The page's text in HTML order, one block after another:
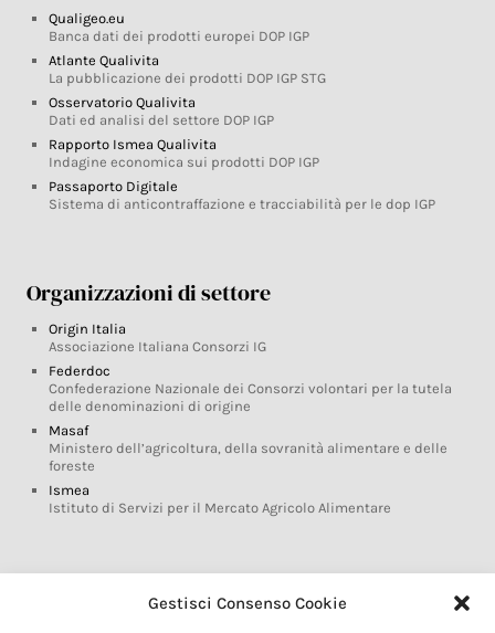
Gestisci Consenso Cookie
Qualigeo.eu
Banca dati dei prodotti europei DOP IGP
Atlante Qualivita
La pubblicazione dei prodotti DOP IGP STG
Osservatorio Qualivita
Dati ed analisi del settore DOP IGP
Rapporto Ismea Qualivita
Indagine economica sui prodotti DOP IGP
Passaporto Digitale
Sistema di anticontraffazione e tracciabilità per le dop IGP
Organizzazioni di settore
Origin Italia
Associazione Italiana Consorzi IG
Federdoc
Confederazione Nazionale dei Consorzi volontari per la tutela
delle denominazioni di origine
Masaf
Ministero dell’agricoltura, della sovranità alimentare e delle
foreste
Ismea
Istituto di Servizi per il Mercato Agricolo Alimentare
Glossario DOP IGP